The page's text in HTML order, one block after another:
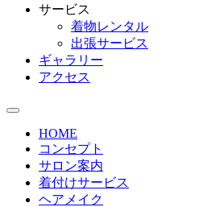
サービス
着物レンタル
出張サービス
ギャラリー
アクセス
HOME
コンセプト
サロン案内
着付けサービス
ヘアメイク